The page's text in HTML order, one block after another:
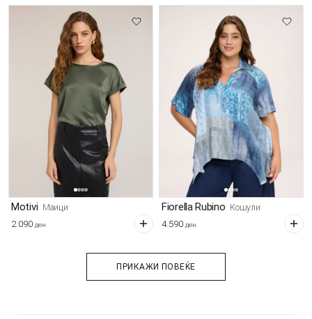
Motivi Маици
2.090 ден
Fiorella Rubino Кошули
4.590 ден
ПРИКАЖИ ПОВЕЌЕ